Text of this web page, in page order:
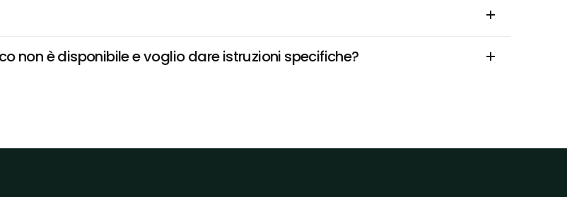
non è disponibile e voglio dare istruzioni specifiche?